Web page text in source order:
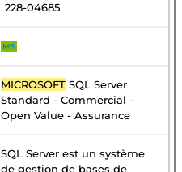
228-04685
MS
MICROSOFT SQL Server
Standard - Commercial -
Open Value - Assurance
SQL Server est un système
de gestion de bases de